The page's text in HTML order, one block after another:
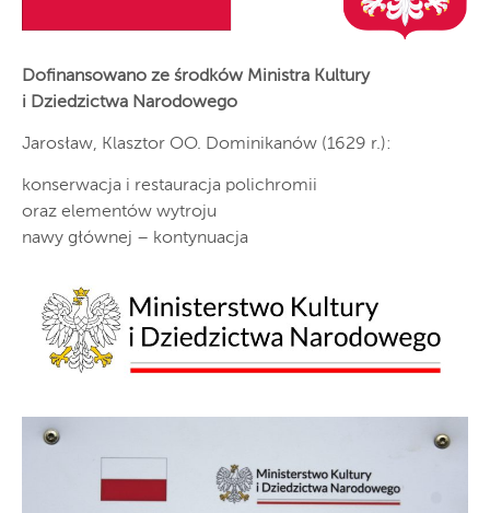
Dofinansowano ze środków Ministra Kultury
i Dziedzictwa Narodowego
Jarosław, Klasztor OO. Dominikanów (1629 r.):
konserwacja i restauracja polichromii
oraz elementów wytroju
nawy głównej – kontynuacja